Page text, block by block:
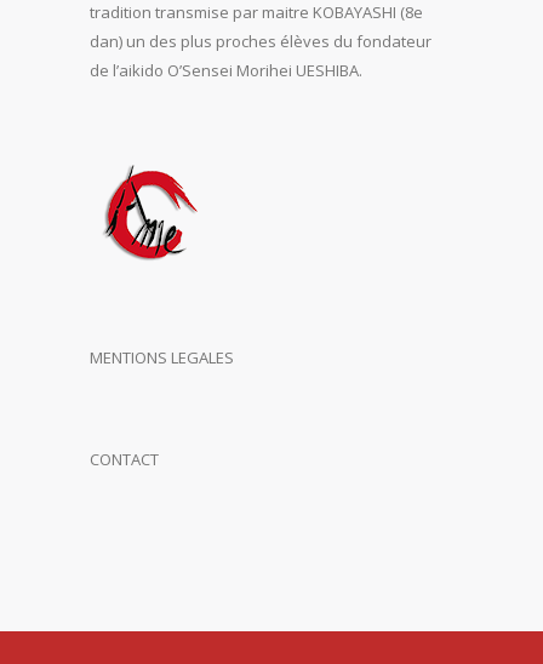
tradition transmise par maitre KOBAYASHI (8e
dan) un des plus proches élèves du fondateur
de l’aikido O’Sensei Morihei UESHIBA.
MENTIONS LEGALES
CONTACT